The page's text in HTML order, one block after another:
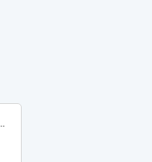
Kyocera PA2101cx; Оптичний привод Gembird DVD-USB-02, 30230000-0 Комп'ютерне обладнання за ДК 021:2015 Єдиного закупівельного словника